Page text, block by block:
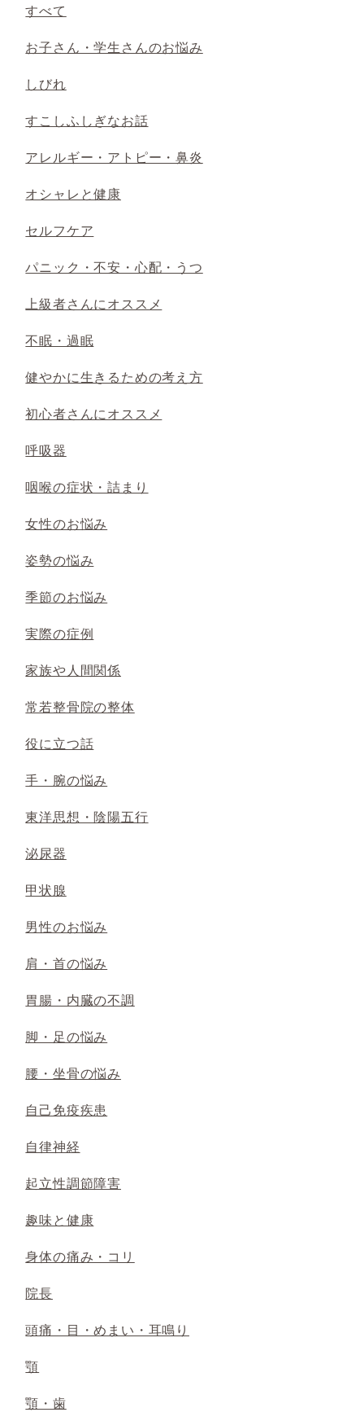
すべて
お子さん・学生さんのお悩み
しびれ
すこしふしぎなお話
アレルギー・アトピー・鼻炎
オシャレと健康
セルフケア
パニック・不安・心配・うつ
上級者さんにオススメ
不眠・過眠
健やかに生きるための考え方
初心者さんにオススメ
呼吸器
咽喉の症状・詰まり
女性のお悩み
姿勢の悩み
季節のお悩み
実際の症例
家族や人間関係
常若整骨院の整体
役に立つ話
手・腕の悩み
東洋思想・陰陽五行
泌尿器
甲状腺
男性のお悩み
肩・首の悩み
胃腸・内臓の不調
脚・足の悩み
腰・坐骨の悩み
自己免疫疾患
自律神経
起立性調節障害
趣味と健康
身体の痛み・コリ
院長
頭痛・目・めまい・耳鳴り
顎
顎・歯